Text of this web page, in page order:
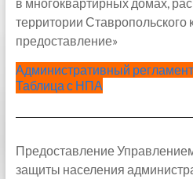
территории Ставропольского
предоставление»
Административный регламент
Таблица с НПА
Предоставление
защиты населения